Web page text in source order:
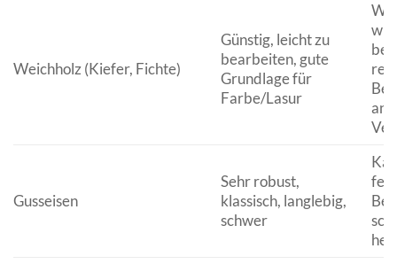
Weichholz (Kiefer, Fichte)
Günstig, leicht zu
bearbeiten, gute
Grundlage für
Farbe/Lasur
Gusseisen
Sehr robust,
klassisch, langlebig,
schwer